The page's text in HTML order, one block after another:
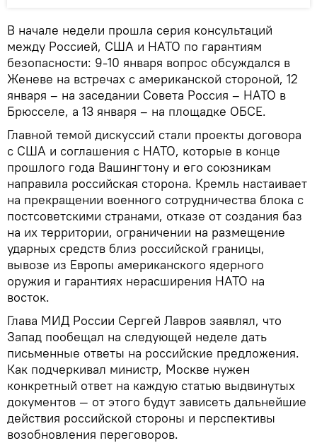
В начале недели прошла серия консультаций
между Россией, США и НАТО по гарантиям
безопасности: 9-10 января вопрос обсуждался в
Женеве на встречах с американской стороной, 12
января – на заседании Совета Россия – НАТО в
Брюсселе, а 13 января – на площадке ОБСЕ.
Главной темой дискуссий стали проекты договора
с США и соглашения с НАТО, которые в конце
прошлого года Вашингтону и его союзникам
направила российская сторона. Кремль настаивает
на прекращении военного сотрудничества блока с
постсоветскими странами, отказе от создания баз
на их территории, ограничении на размещение
ударных средств близ российской границы,
вывозе из Европы американского ядерного
оружия и гарантиях нерасширения НАТО на
восток.
Глава МИД России Сергей Лавров заявлял, что
Запад пообещал на следующей неделе дать
письменные ответы на российские предложения.
Как подчеркивал министр, Москве нужен
конкретный ответ на каждую статью выдвинутых
документов — от этого будут зависеть дальнейшие
действия российской стороны и перспективы
возобновления переговоров.